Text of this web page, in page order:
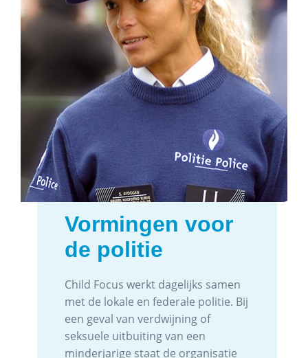
Vormingen voor
de politie
Child Focus werkt dagelijks samen
met de lokale en federale politie. Bij
een geval van verdwijning of
seksuele uitbuiting van een
minderjarige staat de organisatie